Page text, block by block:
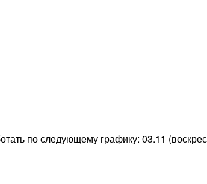
по следующему графику: 03.11